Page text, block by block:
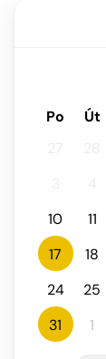
Po Út
10
11
17
18
24
25
31
1